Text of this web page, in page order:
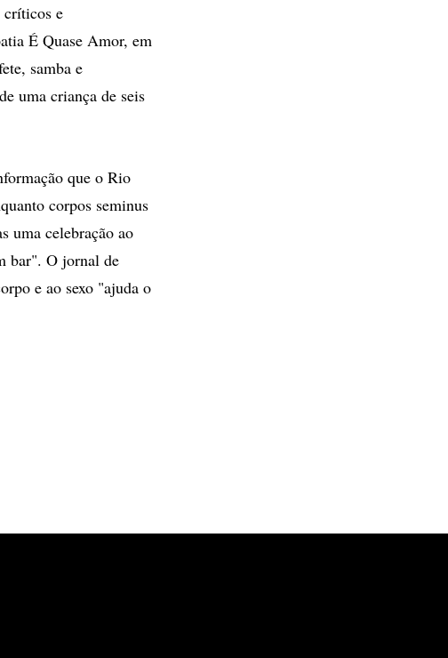
críticos e
É Quase Amor, em
samba e
uma criança de seis
que o Rio
corpos seminus
uma celebração ao
bar". O jornal de
e ao sexo "ajuda o